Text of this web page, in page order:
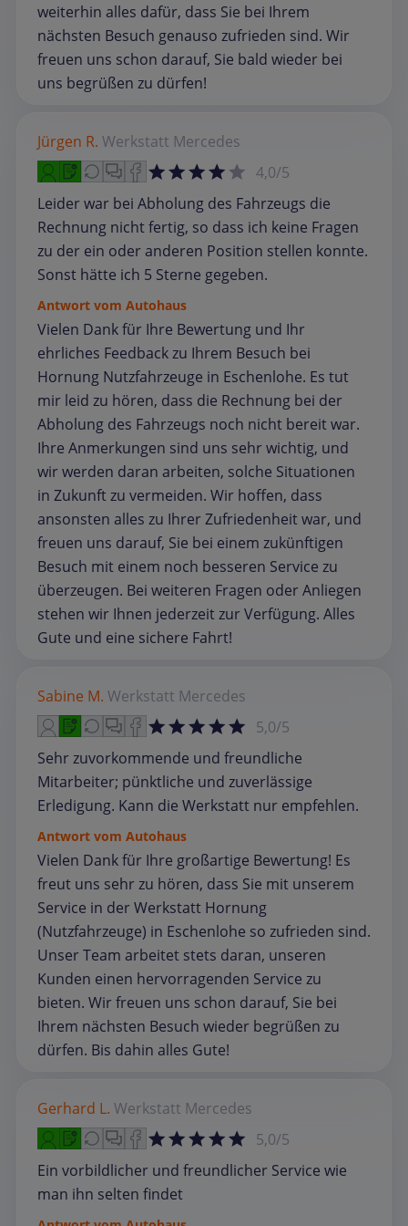
weiterhin alles dafür, dass Sie bei Ihrem
nächsten Besuch genauso zufrieden sind. Wir
freuen uns schon darauf, Sie bald wieder bei
uns begrüßen zu dürfen!
Jürgen R. Werkstatt Mercedes
4,0/5
Leider war bei Abholung des Fahrzeugs die
Rechnung nicht fertig, so dass ich keine Fragen
zu der ein oder anderen Position stellen konnte.
Sonst hätte ich 5 Sterne gegeben.
Antwort vom Autohaus
Vielen Dank für Ihre Bewertung und Ihr
ehrliches Feedback zu Ihrem Besuch bei
Hornung Nutzfahrzeuge in Eschenlohe. Es tut
mir leid zu hören, dass die Rechnung bei der
Abholung des Fahrzeugs noch nicht bereit war.
Ihre Anmerkungen sind uns sehr wichtig, und
wir werden daran arbeiten, solche Situationen
in Zukunft zu vermeiden. Wir hoffen, dass
ansonsten alles zu Ihrer Zufriedenheit war, und
freuen uns darauf, Sie bei einem zukünftigen
Besuch mit einem noch besseren Service zu
überzeugen. Bei weiteren Fragen oder Anliegen
stehen wir Ihnen jederzeit zur Verfügung. Alles
Gute und eine sichere Fahrt!
Sabine M. Werkstatt Mercedes
5,0/5
Sehr zuvorkommende und freundliche
Mitarbeiter; pünktliche und zuverlässige
Erledigung. Kann die Werkstatt nur empfehlen.
Antwort vom Autohaus
Vielen Dank für Ihre großartige Bewertung! Es
freut uns sehr zu hören, dass Sie mit unserem
Service in der Werkstatt Hornung
(Nutzfahrzeuge) in Eschenlohe so zufrieden sind.
Unser Team arbeitet stets daran, unseren
Kunden einen hervorragenden Service zu
bieten. Wir freuen uns schon darauf, Sie bei
Ihrem nächsten Besuch wieder begrüßen zu
dürfen. Bis dahin alles Gute!
Gerhard L. Werkstatt Mercedes
5,0/5
Ein vorbildlicher und freundlicher Service wie
man ihn selten findet